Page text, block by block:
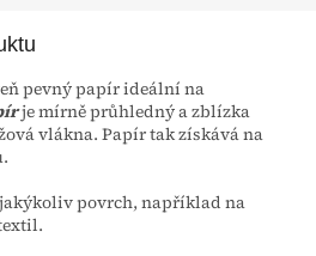
pevný papír ideální na
je mírně průhledný a zblízka
vlákna. Papír tak získává na
povrch, například na